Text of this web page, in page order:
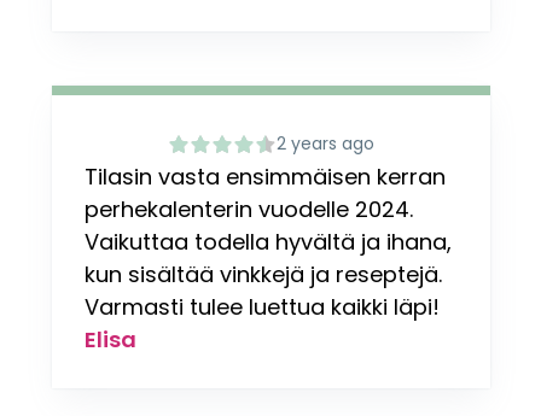
2 years ago
Tilasin vasta ensimmäisen kerran
perhekalenterin vuodelle 2024.
Vaikuttaa todella hyvältä ja ihana,
kun sisältää vinkkejä ja reseptejä.
Varmasti tulee luettua kaikki läpi!
Elisa